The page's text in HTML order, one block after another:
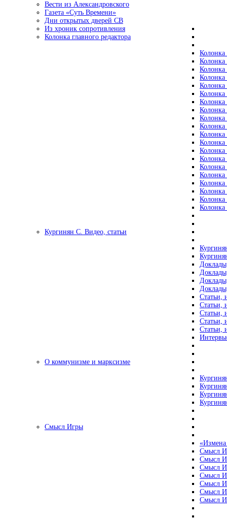
Вести из Александровского
Газета «Суть Времени»
Дни открытых дверей СВ
Из хроник сопротивления
Колонка главного редактора
Колонка
Колонка
Колонка
Колонка
Колонка
Колонка
Колонка
Колонка
Колонка
Колонка
Колонка
Колонка
Колонка
Колонка
Колонка
Колонка
Колонка
Колонка
Колонка
Колонка
Кургинян С. Видео, статьи
Статьи,
Статьи,
Статьи,
Статьи,
Статьи,
О коммунизме и марксизме
Смысл Игры
«Измена
Смысл
Смысл
Смысл
Смысл
Смысл
Смысл
Смысл